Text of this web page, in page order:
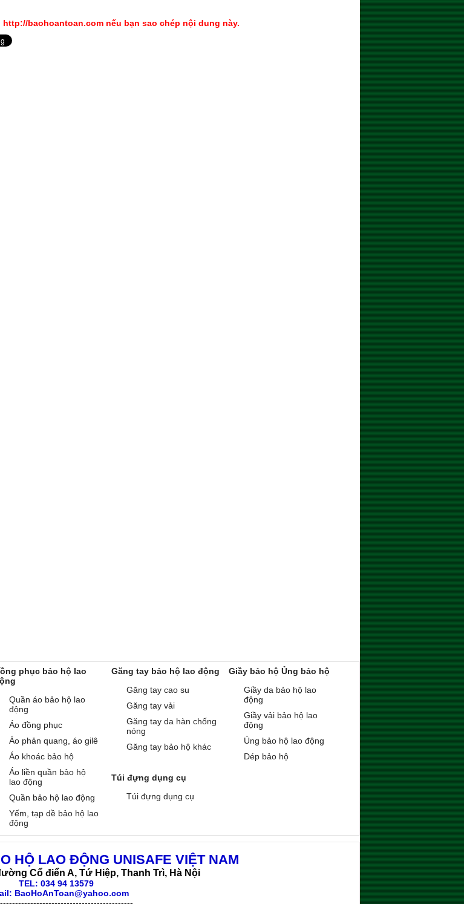
baohoantoan.com nếu bạn sao chép nội dung này.
phục bảo hộ lao
Quần áo bảo hộ lao
động
Áo đồng phục
Áo phản quang, áo gilê
Áo khoác bảo hộ
Áo liền quần bảo hộ
lao động
Quần bảo hộ lao động
Yếm, tạp dề bảo hộ lao
động
Găng tay bảo hộ lao động
Găng tay cao su
Găng tay vải
Găng tay da hàn chống
nóng
Găng tay bảo hộ khác
Giầy bảo hộ Ủng bảo hộ
Giầy da bảo hộ lao
động
Giầy vải bảo hộ lao
động
Ủng bảo hộ lao động
Dép bảo hộ
Túi đựng dụng cụ
Túi đựng dụng cụ
HỘ LAO ĐỘNG UNISAFE VIỆT NAM
Cổ điển A, Tứ Hiệp, Thanh Trì, Hà Nội
TEL: 034 94 13579
BaoHoAnToan@yahoo.com